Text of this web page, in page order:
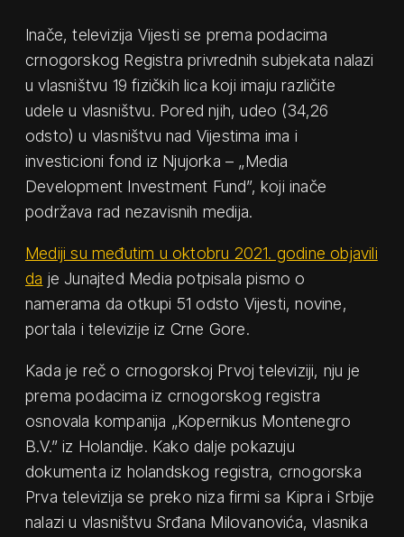
Inače, televizija Vijesti se prema podacima
crnogorskog Registra privrednih subjekata nalazi
u vlasništvu 19 fizičkih lica koji imaju različite
udele u vlasništvu. Pored njih, udeo (34,26
odsto) u vlasništvu nad Vijestima ima i
investicioni fond iz Njujorka – „Media
Development Investment Fund”, koji inače
podržava rad nezavisnih medija.
Mediji su međutim u oktobru 2021. godine objavili
da je Junajted Media potpisala pismo o
namerama da otkupi 51 odsto Vijesti, novine,
portala i televizije iz Crne Gore.
Kada je reč o crnogorskoj Prvoj televiziji, nju je
prema podacima iz crnogorskog registra
osnovala kompanija „Kopernikus Montenegro
B.V.” iz Holandije. Kako dalje pokazuju
dokumenta iz holandskog registra, crnogorska
Prva televizija se preko niza firmi sa Kipra i Srbije
nalazi u vlasništvu Srđana Milovanovića, vlasnika